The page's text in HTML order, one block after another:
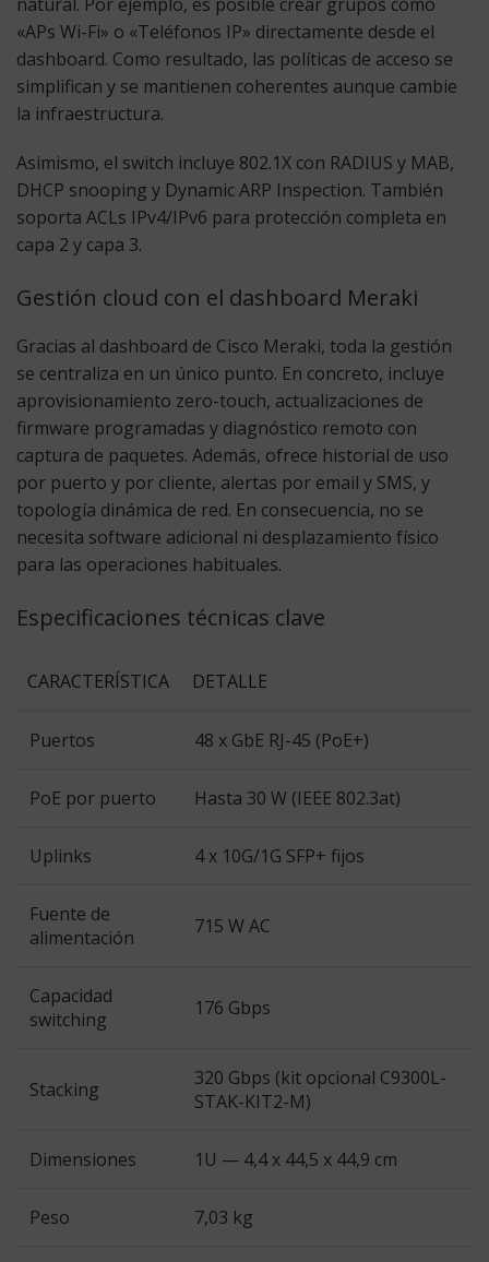
«APs Wi-Fi» o «Teléfonos IP» directamente desde el
dashboard. Como resultado, las políticas de acceso se
simplifican y se mantienen coherentes aunque cambie
la infraestructura.
Asimismo, el switch incluye 802.1X con RADIUS y MAB,
DHCP snooping y Dynamic ARP Inspection. También
soporta ACLs IPv4/IPv6 para protección completa en
capa 2 y capa 3.
Gestión cloud con el dashboard Meraki
Gracias al dashboard de Cisco Meraki, toda la gestión
se centraliza en un único punto. En concreto, incluye
aprovisionamiento zero-touch, actualizaciones de
firmware programadas y diagnóstico remoto con
captura de paquetes. Además, ofrece historial de uso
por puerto y por cliente, alertas por email y SMS, y
topología dinámica de red. En consecuencia, no se
necesita software adicional ni desplazamiento físico
para las operaciones habituales.
Especificaciones técnicas clave
CARACTERÍSTICA DETALLE
Puertos 48 x GbE RJ-45 (PoE+)
PoE por puerto Hasta 30 W (IEEE 802.3at)
Uplinks 4 x 10G/1G SFP+ fijos
Fuente de
alimentación
715 W AC
Capacidad
switching
176 Gbps
Stacking
320 Gbps (kit opcional C9300L-
STAK-KIT2-M)
Dimensiones 1U — 4,4 x 44,5 x 44,9 cm
Peso 7,03 kg